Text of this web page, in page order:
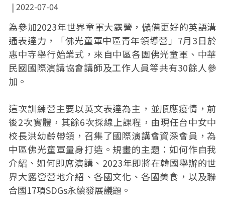
2022-07-04
為參加2023年世界童軍大露營，儲備更好的英語溝
通表達力，「佛光童軍中區青年領導營」7月3日於
惠中寺舉行始業式，來自中區各團佛光童軍、中華
民國國際演講協會講師及工作人員等共有30餘人參
加。
這次訓練營主要以英文表達為主，並順應疫情，前
後2次實體，其餘6次採線上課程，由現任台中女中
校長洪幼齡帶領，召集了國際演講會資深會員，為
中區佛光童軍量身打造。規畫的主題：如何作自我
介紹、如何即席演講、2023年即將在韓國舉辦的世
界大露營營地介紹、各國文化、各國美食，以及聯
合國17項SDGs永續發展議題。